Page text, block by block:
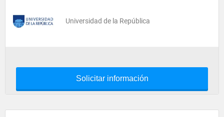
Universidad de la República
Solicitar información